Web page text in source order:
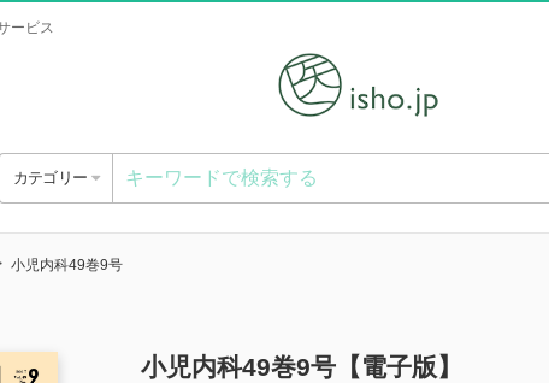
ービス
カテゴリー
小児内科49巻9号
小児内科49巻9号【電子版】